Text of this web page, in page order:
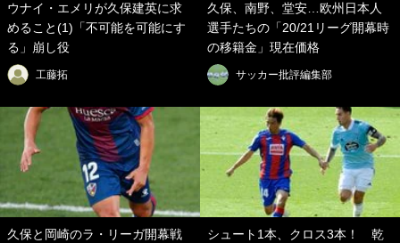
ウナイ・エメリが久保建英に求
めること(1)「不可能を可能にす
る」崩し役
工藤拓
久保、南野、堂安…欧州日本人
選手たちの「20/21リーグ開幕時
の移籍金」現在価格
サッカー批評編集部
久保と岡崎のラ・リーガ開幕戦
シュート1本、クロス3本！ 乾